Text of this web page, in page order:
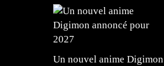
Un nouvel anime Digimon